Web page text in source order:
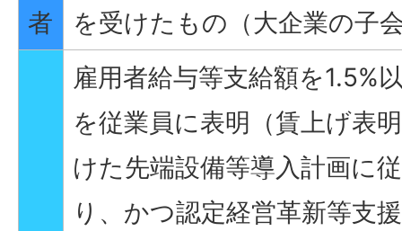
者
を受けたもの（大企業の子
雇用者給与等支給額を1.5%
を従業員に表明（賃上げ表
けた先端設備等導入計画に
り、かつ認定経営革新等支